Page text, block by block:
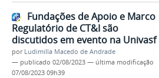
Fundações de Apoio e Marco
Regulatório de CT&I são
discutidos em evento na Univasf
por Ludimilla Macedo de Andrade
— publicado 02/08/2023 — última modificação
07/08/2023 09h39